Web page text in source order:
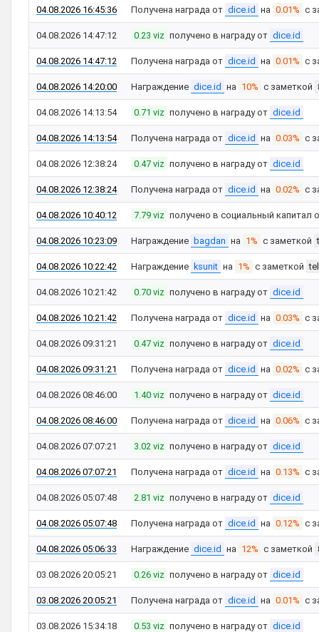
04.08.2026 16:45:36 Получена награда от dice.id на 0.01% с
04.08.2026 14:47:12 0.23 viz получено в награду от dice.id
04.08.2026 14:47:12 Получена награда от dice.id на 0.01% с
04.08.2026 14:20:00 Награждение dice.id на 10% с заметкой
04.08.2026 14:13:54 0.71 viz получено в награду от dice.id
04.08.2026 14:13:54 Получена награда от dice.id на 0.03% с
04.08.2026 12:38:24 0.47 viz получено в награду от dice.id
04.08.2026 12:38:24 Получена награда от dice.id на 0.02% с
04.08.2026 10:40:12 7.79 viz получено в социальный капитал
04.08.2026 10:23:09 Награждение bagdan на 1% с заметкой
04.08.2026 10:22:42 Награждение ksunit на 1% с заметкой
04.08.2026 10:21:42 0.70 viz получено в награду от dice.id
04.08.2026 10:21:42 Получена награда от dice.id на 0.03% с
04.08.2026 09:31:21 0.47 viz получено в награду от dice.id
04.08.2026 09:31:21 Получена награда от dice.id на 0.02% с
04.08.2026 08:46:00 1.40 viz получено в награду от dice.id
04.08.2026 08:46:00 Получена награда от dice.id на 0.06% с
04.08.2026 07:07:21 3.02 viz получено в награду от dice.id
04.08.2026 07:07:21 Получена награда от dice.id на 0.13% с
04.08.2026 05:07:48 2.81 viz получено в награду от dice.id
04.08.2026 05:07:48 Получена награда от dice.id на 0.12% с
04.08.2026 05:06:33 Награждение dice.id на 12% с заметкой
03.08.2026 20:05:21 0.26 viz получено в награду от dice.id
03.08.2026 20:05:21 Получена награда от dice.id на 0.01% с
03.08.2026 15:34:18 0.53 viz получено в награду от dice.id